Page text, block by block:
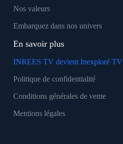
Nos valeurs
Embarquez dans nos univers
En savoir plus
INREES TV devient Inexploré TV
Politique de confidentialité
Conditions générales de vente
Mentions légales